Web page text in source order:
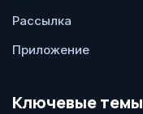
Рассылка
Приложение
Ключевые темы